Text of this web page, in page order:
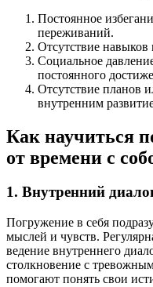
Постоянное
переживаний.
Отсутствие
Социальное
постоянного
Отсутствие планов
внутренним
Как научиться
от времени с
1. Внутренний
Погружение в себя
мыслей и чувств.
ведение внутреннего
столкновение с
помогают понять свои